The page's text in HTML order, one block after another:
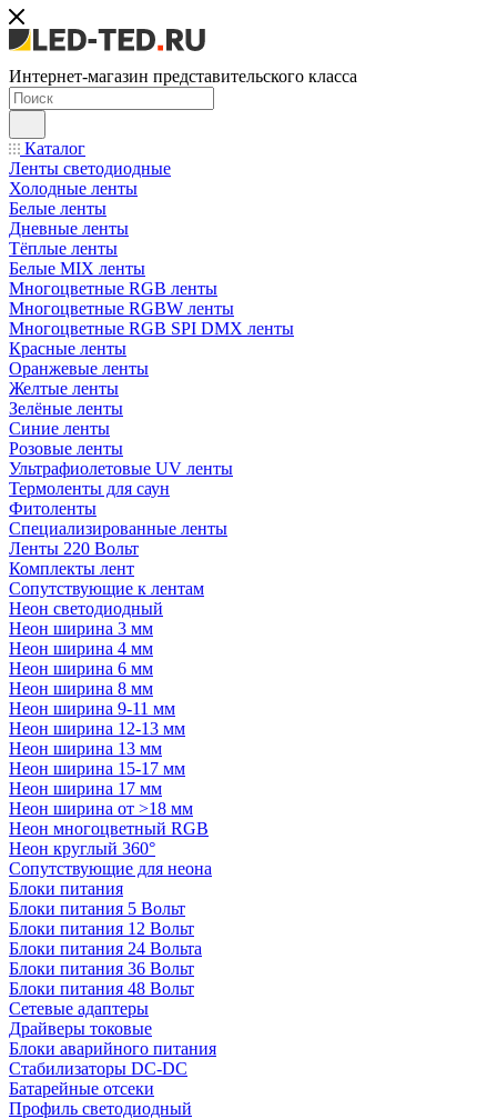
Интернет-магазин представительского класса
Каталог
Ленты светодиодные
Холодные ленты
Белые ленты
Дневные ленты
Тёплые ленты
Белые MIX ленты
Многоцветные RGB ленты
Многоцветные RGBW ленты
Многоцветные RGB SPI DMX ленты
Красные ленты
Оранжевые ленты
Желтые ленты
Зелёные ленты
Синие ленты
Розовые ленты
Ультрафиолетовые UV ленты
Термоленты для саун
Фитоленты
Специализированные ленты
Ленты 220 Вольт
Комплекты лент
Сопутствующие к лентам
Неон светодиодный
Неон ширина 3 мм
Неон ширина 4 мм
Неон ширина 6 мм
Неон ширина 8 мм
Неон ширина 9-11 мм
Неон ширина 12-13 мм
Неон ширина 13 мм
Неон ширина 15-17 мм
Неон ширина 17 мм
Неон ширина от >18 мм
Неон многоцветный RGB
Неон круглый 360°
Сопутствующие для неона
Блоки питания
Блоки питания 5 Вольт
Блоки питания 12 Вольт
Блоки питания 24 Вольта
Блоки питания 36 Вольт
Блоки питания 48 Вольт
Сетевые адаптеры
Драйверы токовые
Блоки аварийного питания
Стабилизаторы DC-DC
Батарейные отсеки
Профиль светодиодный